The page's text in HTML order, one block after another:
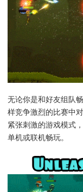
无论你是和好友组队
样竞争激烈的比赛中
紧张刺激的游戏模式
单机或联机畅玩。